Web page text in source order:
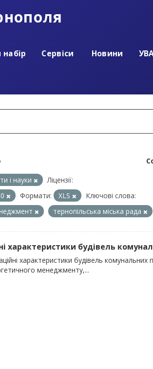
Сервіси Новини
і науки
Ліцензії:
Формати: XLS
Ключові слова:
тернопільська міська рада
характеристики будівель
характеристики будівель комунальних
менеджменту,...